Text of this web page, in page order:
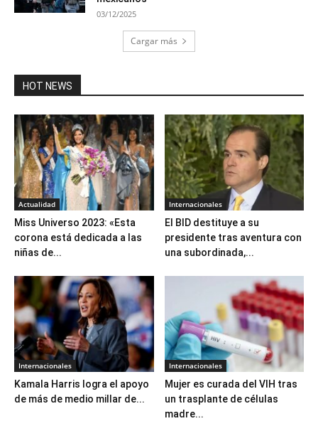
03/12/2025
Cargar más
HOT NEWS
Actualidad
Miss Universo 2023: «Esta
corona está dedicada a las
niñas de...
Internacionales
El BID destituye a su
presidente tras aventura con
una subordinada,...
Internacionales
Kamala Harris logra el apoyo
de más de medio millar de...
Internacionales
Mujer es curada del VIH tras
un trasplante de células
madre...